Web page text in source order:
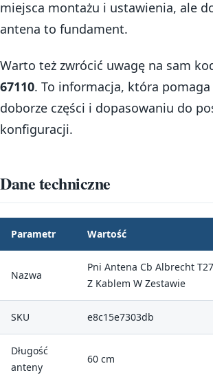
miejsca montażu i ustawienia, ale
antena to fundament.
Warto też zwrócić uwagę na sam
67110. To informacja, która
doborze części i dopasowaniu do
konfiguracji.
Dane techniczne
Parametr Wartość
Nazwa
Pni Antena Cb Albrecht
Z Kablem W Zestawie
SKU e8c15e7303db
Długość
anteny
60 cm